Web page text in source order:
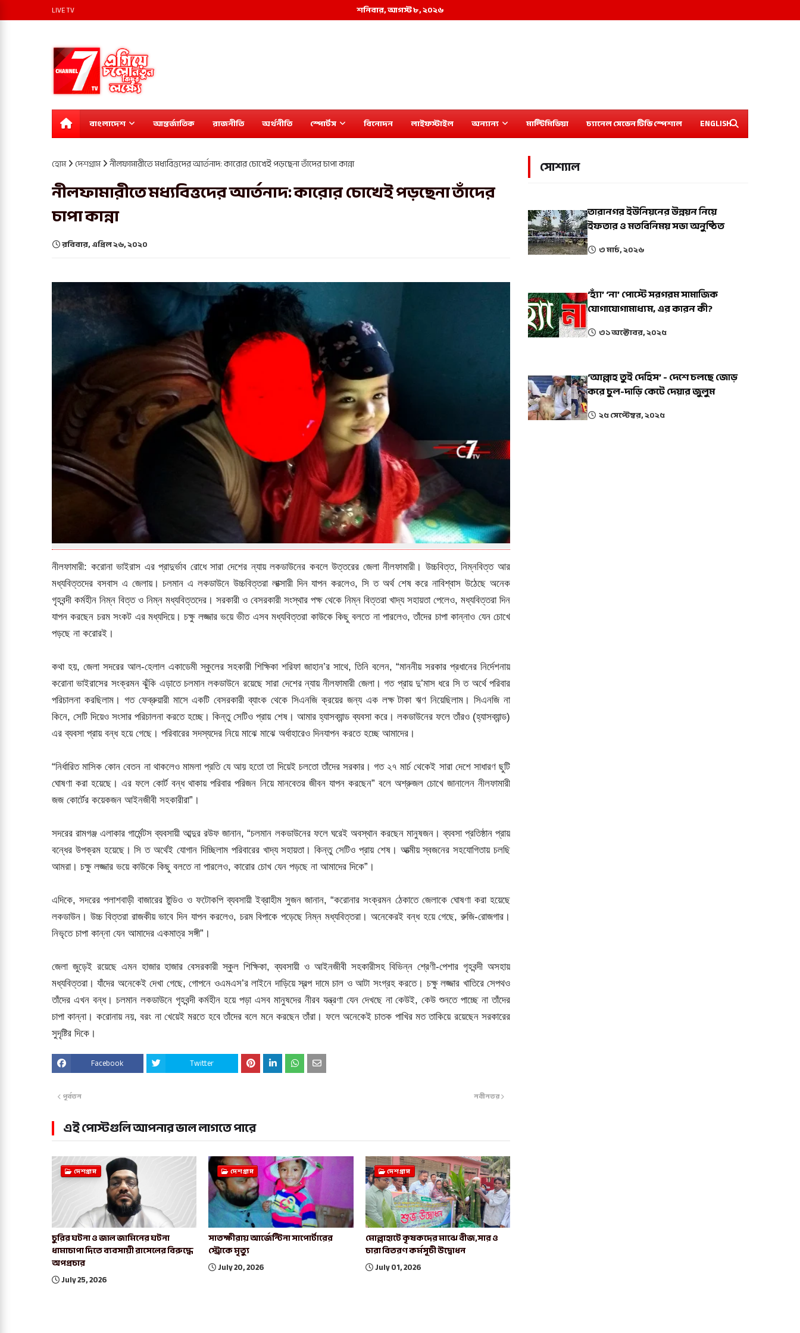
শনিবার, আগস্ট ৮, ২০২৬
LIVE TV
বাংলাদেশ আন্তর্জাতিক রাজনীতি অর্থনীতি স্পোর্টস বিনোদন লাইফস্টাইল অন্যান্য মাল্টিমিডিয়া চ্যানেল সেভেন টিভি স্পেশাল ENGLISH
হোম দেশগ্রাম নীলফামারীতে মধ্যবিত্তদের আর্তনাদ: কারোর চোখেই পড়ছেনা তাঁদের চাপা কান্না
নীলফামারীতে মধ্যবিত্তদের আর্তনাদ: কারোর চোখেই পড়ছেনা তাঁদের
চাপা কান্না
রবিবার, এপ্রিল ২৬, ২০২০
নীলফামারী: করোনা ভাইরাস এর প্রাদুর্ভাব রোধে সারা দেশের ন্যায় লকডাউনের কবলে উত্তরের জেলা নীলফামারী। উচ্চবিত্ত, নিম্নবিত্ত আর
মধ্যবিত্তদের বসবাস এ জেলায়। চলমান এ লকডাউনে উচ্চবিত্তরা লাক্সারী দিন যাপন করলেও, সি ত অর্থ শেষ করে নাবিশ্বাস উঠেছে অনেক
গৃহবন্দী কর্মহীন নিম্ন বিত্ত ও নিম্ন মধ্যবিত্তদের। সরকারী ও বেসরকারী সংস্থার পক্ষ থেকে নিম্ন বিত্তরা খাদ্য সহায়তা পেলেও, মধ্যবিত্তরা দিন
যাপন করছেন চরম সংকট এর মধ্যদিয়ে। চক্ষু লজ্জার ভয়ে ভীত এসব মধ্যবিত্তরা কাউকে কিছু বলতে না পারলেও, তাঁদের চাপা কান্নাও যেন চোখে
পড়ছে না করোরই।
কথা হয়, জেলা সদরের আল-হেলাল একাডেমী স্কুলের সহকারী শিক্ষিকা শরিফা জাহান’র সাথে, তিনি বলেন, “মাননীয় সরকার প্রধানের নির্দেশনায়
করোনা ভাইরাসের সংক্রমন ঝুঁকি এড়াতে চলমান লকডাউনে রয়েছে সারা দেশের ন্যায় নীলফামারী জেলা। গত প্রায় দু’মাস ধরে সি ত অর্থে পরিবার
পরিচালনা করছিলাম। গত ফেব্রুয়ারী মাসে একটি বেসরকারী ব্যাংক থেকে সিএনজি ক্রয়ের জন্য এক লক্ষ টাকা ঋণ নিয়েছিলাম। সিএনজি না
কিনে, সেটি দিয়েও সংসার পরিচালনা করতে হচ্ছে। কিন্তু সেটিও প্রায় শেষ। আমার হ্যাসব্যান্ড ব্যবসা করে। লকডাউনের ফলে তাঁরও (হ্যাসব্যান্ড)
এর ব্যবসা প্রায় বন্ধ হয়ে গেছে। পরিবারের সদস্যদের নিয়ে মাঝে মাঝে অর্ধাহারেও দিনযাপন করতে হচ্ছে আমাদের।
“নির্ধারিত মাসিক কোন বেতন না থাকলেও মামলা প্রতি যে আয় হতো তা দিয়েই চলতো তাঁদের সরকার। গত ২৭ মার্চ থেকেই সারা দেশে সাধারণ ছুটি
ঘোষণা করা হয়েছে। এর ফলে কোর্ট বন্ধ থাকায় পরিবার পরিজন নিয়ে মানবেতর জীবন যাপন করছেন” বলে অশ্রুজল চোখে জানালেন নীলফামারী
জজ কোর্টের কয়েকজন আইনজীবী সহকারীরা”।
সদরের রামগঞ্জ এলাকার গার্মেন্টস ব্যবসায়ী আব্দুর রউফ জানান, “চলমান লকডাউনের ফলে ঘরেই অবস্থান করছেন মানুষজন। ব্যবসা প্রতিষ্ঠান প্রায়
বন্ধের উপক্রম হয়েছে। সি ত অর্থেই যোগান দিচ্ছিলাম পরিবারের খাদ্য সহায়তা। কিন্তু সেটিও প্রায় শেষ। আত্মীয় স্বজনের সহযোগিতায় চলছি
আমরা। চক্ষু লজ্জার ভয়ে কাউকে কিছু বলতে না পারলেও, কারোর চোখ যেন পড়ছে না আমাদের দিকে”।
এদিকে, সদরের পলাশবাড়ী বাজারের ষ্টুডিও ও ফটোকপি ব্যবসায়ী ইব্রাহীম সুজন জানান, “করোনার সংক্রমন ঠেকাতে জেলাকে ঘোষণা করা হয়েছে
লকডাউন। উচ্চ বিত্তরা রাজকীয় ভাবে দিন যাপন করলেও, চরম বিপাকে পড়েছে নিম্ন মধ্যবিত্তরা। অনেকেরই বন্ধ হয়ে গেছে, রুজি-রোজগার।
নিভৃতে চাপা কান্না যেন আমাদের একমাত্র সঙ্গী”।
জেলা জুড়েই রয়েছে এমন হাজার হাজার বেসরকারী স্কুল শিক্ষিকা, ব্যবসায়ী ও আইনজীবী সহকারীসহ বিভিন্ন শ্রেণী-পেশার গৃহবন্দী অসহায়
মধ্যবিত্তরা। যাঁদের অনেকেই দেখা গেছে, গোপনে ওএমএস’র লাইনে দাড়িয়ে স্বল্প দামে চাল ও আটা সংগ্রহ করতে। চক্ষু লজ্জার খাতিরে সেপথও
তাঁদের এখন বন্ধ। চলমান লকডাউনে গৃহবন্দী কর্মহীন হয়ে পড়া এসব মানুষদের নীরব যন্ত্রণা যেন দেখছে না কেউই, কেউ শুনতে পাচ্ছে না তাঁদের
চাপা কান্না। করোনায় নয়, বরং না খেয়েই মরতে হবে তাঁদের বলে মনে করছেন তাঁরা। ফলে অনেকেই চাতক পাখির মত তাকিয়ে রয়েছেন সরকারের
সুদৃষ্টির দিকে।
Facebook Twitter
নবীনতর
পূর্বতন
এই পোস্টগুলি আপনার ভাল লাগতে পারে
দেশগ্রাম
চুরির ঘটনা ও জাল জামিনের ঘটনা
ধামাচাপা দিতে ব্যবসায়ী রাসেলের বিরুদ্ধে
অপপ্রচার
July 25, 2026
দেশগ্রাম
সাতক্ষীরায় আর্জেন্টিনা সাপোর্টারের
স্ট্রোকে মৃত্যু
July 20, 2026
দেশগ্রাম
মোল্লাহাটে কৃষকদের মাঝে বীজ,সার ও
চারা বিতরণ কর্মসূচী উদ্বোধন
July 01, 2026
সোশ্যাল
তারানগর ইউনিয়নের উন্নয়ন নিয়ে
ইফতার ও মতবিনিময় সভা অনুষ্ঠিত
৩ মার্চ, ২০২৬
‘হ্যাঁ’ ‘না’ পোস্টে সরগরম সামাজিক
যোগাযোগামাধ্যম, এর কারন কী?
৩১ অক্টোবর, ২০২৫
‘আল্লাহ তুই দেহিস’ - দেশে চলছে জোড়
করে চুল-দাড়ি কেটে দেয়ার জুলুম
২৫ সেপ্টেম্বর, ২০২৫